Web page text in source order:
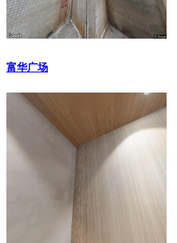
富华广场